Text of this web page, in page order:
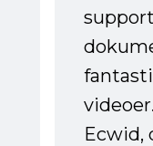
Ecwid,